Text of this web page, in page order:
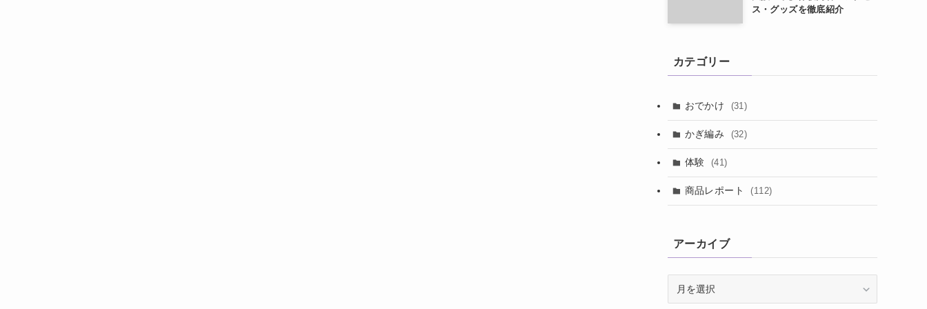
ス・グッズを徹底紹介
カテゴリー
おでかけ (31)
かぎ編み (32)
体験 (41)
商品レポート (112)
アーカイブ